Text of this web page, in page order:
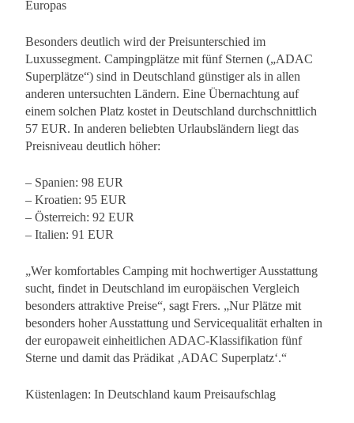
Europas
Besonders deutlich wird der Preisunterschied im
Luxussegment. Campingplätze mit fünf Sternen („ADAC
Superplätze“) sind in Deutschland günstiger als in allen
anderen untersuchten Ländern. Eine Übernachtung auf
einem solchen Platz kostet in Deutschland durchschnittlich
57 EUR. In anderen beliebten Urlaubsländern liegt das
Preisniveau deutlich höher:
– Spanien: 98 EUR
– Kroatien: 95 EUR
– Österreich: 92 EUR
– Italien: 91 EUR
„Wer komfortables Camping mit hochwertiger Ausstattung
sucht, findet in Deutschland im europäischen Vergleich
besonders attraktive Preise“, sagt Frers. „Nur Plätze mit
besonders hoher Ausstattung und Servicequalität erhalten in
der europaweit einheitlichen ADAC-Klassifikation fünf
Sterne und damit das Prädikat ‚ADAC Superplatz‘.“
Küstenlagen: In Deutschland kaum Preisaufschlag